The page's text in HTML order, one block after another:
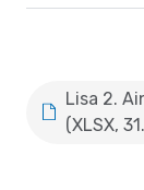
Lisa 2.
(XLSX,